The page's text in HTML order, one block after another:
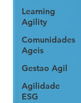
Learning
Agility
Comunidades
Ageis
Gestao Agil
Agilidade
ESG